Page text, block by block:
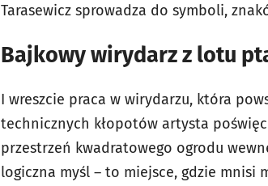
Tarasewicz sprowadza do symboli,
Bajkowy wirydarz z lotu
I wreszcie praca w wirydarzu, która
technicznych kłopotów artysta
przestrzeń kwadratowego ogrodu
logiczna myśl – to miejsce, gdzie mnisi